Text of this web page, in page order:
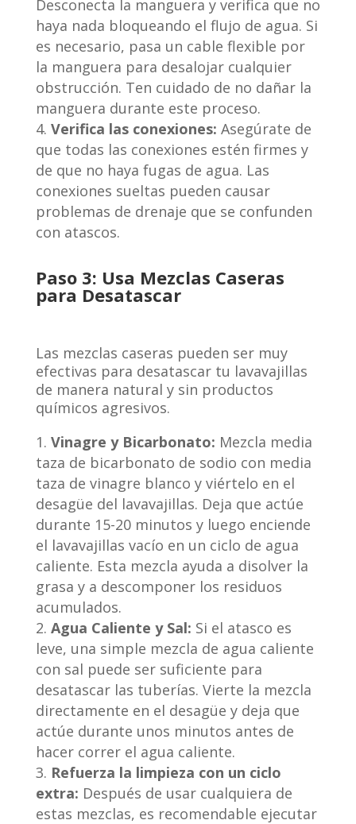
Desconecta la manguera y verifica que no
haya nada bloqueando el flujo de agua. Si
es necesario, pasa un cable flexible por
la manguera para desalojar cualquier
obstrucción. Ten cuidado de no dañar la
manguera durante este proceso.
Verifica las conexiones: Asegúrate de
que todas las conexiones estén firmes y
de que no haya fugas de agua. Las
conexiones sueltas pueden causar
problemas de drenaje que se confunden
con atascos.
Paso 3: Usa Mezclas Caseras
para Desatascar
Las mezclas caseras pueden ser muy
efectivas para desatascar tu lavavajillas
de manera natural y sin productos
químicos agresivos.
Vinagre y Bicarbonato: Mezcla media
taza de bicarbonato de sodio con media
taza de vinagre blanco y viértelo en el
desagüe del lavavajillas. Deja que actúe
durante 15-20 minutos y luego enciende
el lavavajillas vacío en un ciclo de agua
caliente. Esta mezcla ayuda a disolver la
grasa y a descomponer los residuos
acumulados.
Agua Caliente y Sal: Si el atasco es
leve, una simple mezcla de agua caliente
con sal puede ser suficiente para
desatascar las tuberías. Vierte la mezcla
directamente en el desagüe y deja que
actúe durante unos minutos antes de
hacer correr el agua caliente.
Refuerza la limpieza con un ciclo
extra: Después de usar cualquiera de
estas mezclas, es recomendable ejecutar